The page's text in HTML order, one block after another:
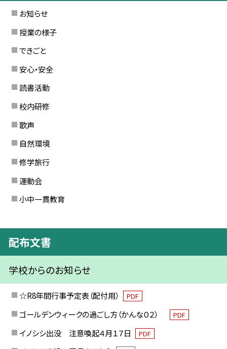
お知らせ
授業の様子
できごと
安心・安全
読書活動
校内研修
歌声
自然環境
修学旅行
運動会
小中一貫教育
配布文書
学校からのお知らせ
☆R8年間行事予定表（配付用） PDF
ゴールデンウィークの過ごし方（かんな０２） PDF
イノシシ出没 注意喚起４月１７日 PDF